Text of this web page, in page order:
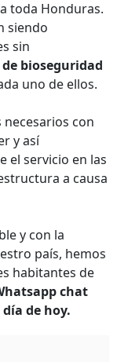
toda Honduras.
siendo
sin
bioseguridad
uno de ellos.
con
y así
el servicio en las
a causa
y con la
país, hemos
habitantes de
chat
de hoy.